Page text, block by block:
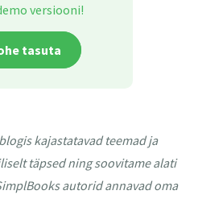
versiooni!
tasuta
kajastatavad teemad ja
täpsed ning soovitame alati
autorid annavad oma